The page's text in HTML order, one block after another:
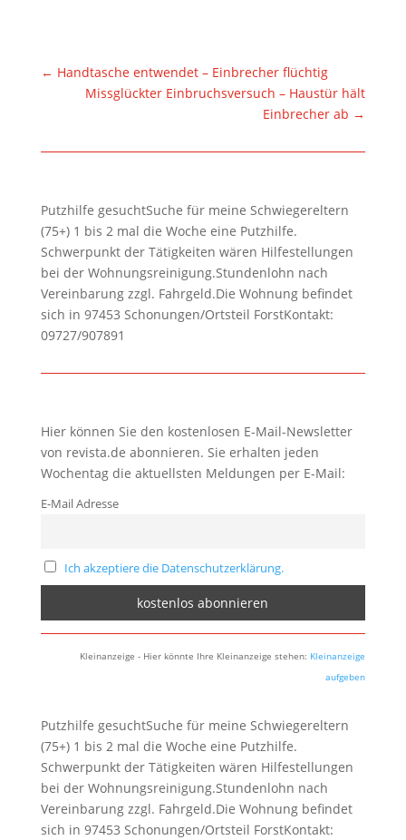
← Handtasche entwendet – Einbrecher flüchtig
Missglückter Einbruchsversuch – Haustür hält
Einbrecher ab →
Putzhilfe gesuchtSuche für meine Schwiegereltern
(75+) 1 bis 2 mal die Woche eine Putzhilfe.
Schwerpunkt der Tätigkeiten wären Hilfestellungen
bei der Wohnungsreinigung.Stundenlohn nach
Vereinbarung zzgl. Fahrgeld.Die Wohnung befindet
sich in 97453 Schonungen/Ortsteil ForstKontakt:
09727/907891
Hier können Sie den kostenlosen E-Mail-Newsletter
von revista.de abonnieren. Sie erhalten jeden
Wochentag die aktuellsten Meldungen per E-Mail:
E-Mail Adresse
Ich akzeptiere die Datenschutzerklärung.
Kleinanzeige - Hier könnte Ihre Kleinanzeige stehen: Kleinanzeige
aufgeben
Putzhilfe gesuchtSuche für meine Schwiegereltern
(75+) 1 bis 2 mal die Woche eine Putzhilfe.
Schwerpunkt der Tätigkeiten wären Hilfestellungen
bei der Wohnungsreinigung.Stundenlohn nach
Vereinbarung zzgl. Fahrgeld.Die Wohnung befindet
sich in 97453 Schonungen/Ortsteil ForstKontakt: